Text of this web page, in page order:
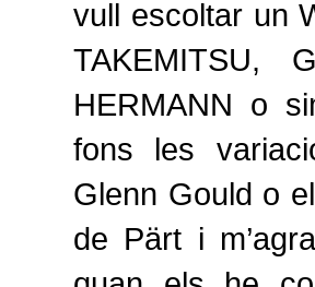
vull escoltar un
TAKEMITSU,
HERMANN o
fons les
Glenn Gould o
de Pärt i